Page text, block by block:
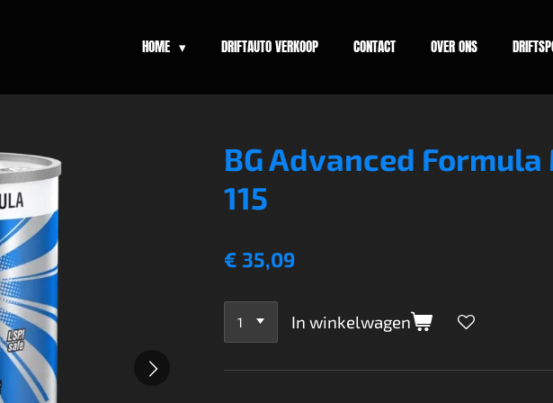
HOME DRIFTAUTO VERKOOP CONTACT OVER ONS
BG Advanced Formula
115
€ 35,09
In winkelwagen